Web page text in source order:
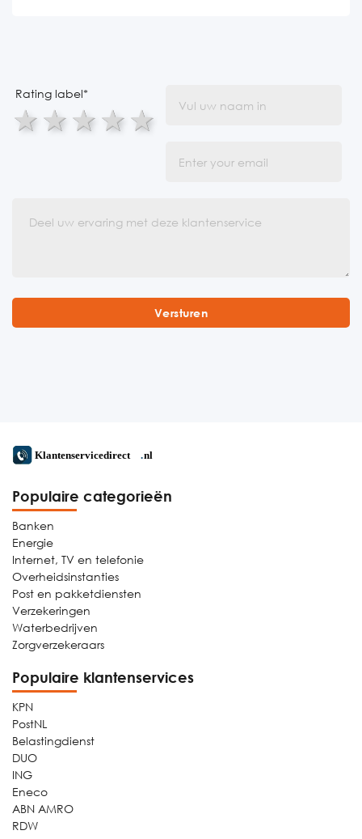
Rating label*
5 stars
4 stars
3 stars
2 stars
1 star
Populaire categorieën
Banken
Energie
Internet, TV en telefonie
Overheidsinstanties
Post en pakketdiensten
Verzekeringen
Waterbedrijven
Zorgverzekeraars
Populaire klantenservices
KPN
PostNL
Belastingdienst
DUO
ING
Eneco
ABN AMRO
RDW